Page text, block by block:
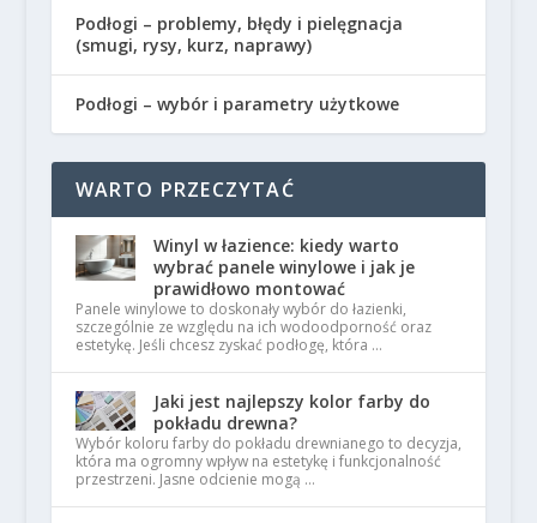
Podłogi – problemy, błędy i pielęgnacja
(smugi, rysy, kurz, naprawy)
Podłogi – wybór i parametry użytkowe
WARTO PRZECZYTAĆ
Winyl w łazience: kiedy warto
wybrać panele winylowe i jak je
prawidłowo montować
Panele winylowe to doskonały wybór do łazienki,
szczególnie ze względu na ich wodoodporność oraz
estetykę. Jeśli chcesz zyskać podłogę, która …
Jaki jest najlepszy kolor farby do
pokładu drewna?
Wybór koloru farby do pokładu drewnianego to decyzja,
która ma ogromny wpływ na estetykę i funkcjonalność
przestrzeni. Jasne odcienie mogą …